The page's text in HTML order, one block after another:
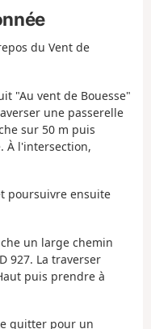
du Vent de
"Au vent de Bouesse"
une passerelle
sur 50 m puis
À l'intersection,
poursuivre ensuite
un large chemin
927. La traverser
puis prendre à
quitter pour un